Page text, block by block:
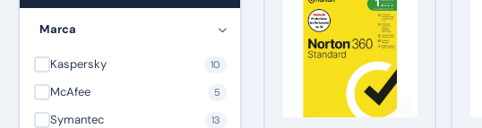
Marca
Kaspersky 10
McAfee 5
Symantec 13